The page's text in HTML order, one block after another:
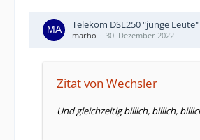
Telekom DSL250 "junge
marho 30. Dezember 2022
Zitat von Wechsler
Und gleichzeitig billich, billich,